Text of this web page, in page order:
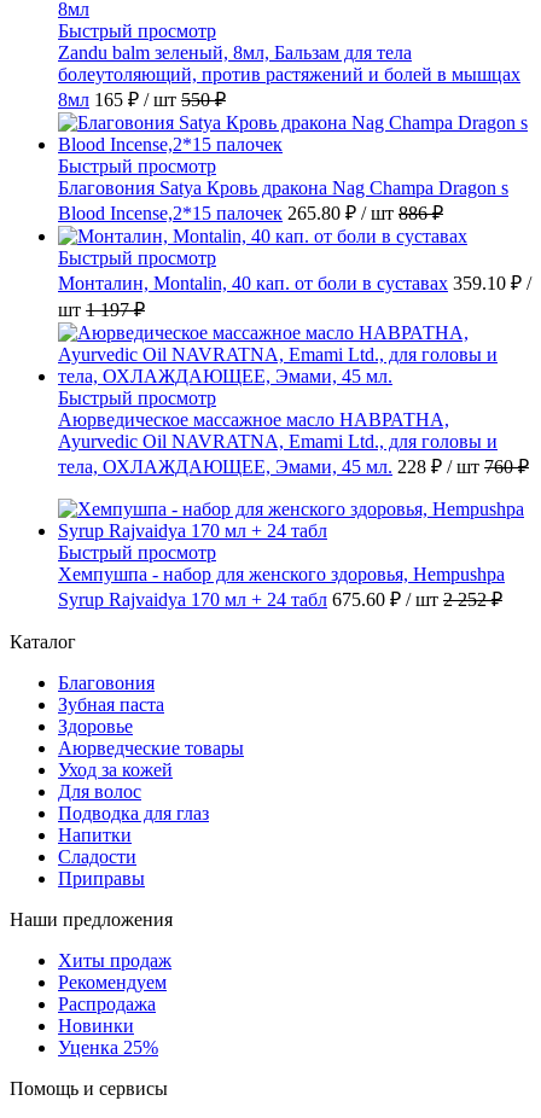
Быстрый просмотр
Zandu balm зеленый, 8мл, Бальзам для тела
болеутоляющий, против растяжений и болей в мышцах
8мл 165 ₽ / шт 550 ₽
Быстрый просмотр
Благовония Satya Кровь дракона Nag Champa Dragon s
Blood Incense,2*15 палочек 265.80 ₽ / шт 886 ₽
Быстрый просмотр
Монталин, Montalin, 40 кап. от боли в суставах 359.10 ₽ /
шт 1 197 ₽
Быстрый просмотр
Аюрведическое массажное масло НАВРАТНА,
Ayurvedic Oil NAVRATNA, Emami Ltd., для головы и
тела, ОХЛАЖДАЮЩЕЕ, Эмами, 45 мл. 228 ₽ / шт 760 ₽
Быстрый просмотр
Хемпушпа - набор для женского здоровья, Hempushpa
Syrup Rajvaidya 170 мл + 24 табл 675.60 ₽ / шт 2 252 ₽
Каталог
Благовония
Зубная паста
Здоровье
Аюрведческие товары
Уход за кожей
Для волос
Подводка для глаз
Напитки
Сладости
Приправы
Наши предложения
Хиты продаж
Рекомендуем
Распродажа
Новинки
Уценка 25%
Помощь и сервисы